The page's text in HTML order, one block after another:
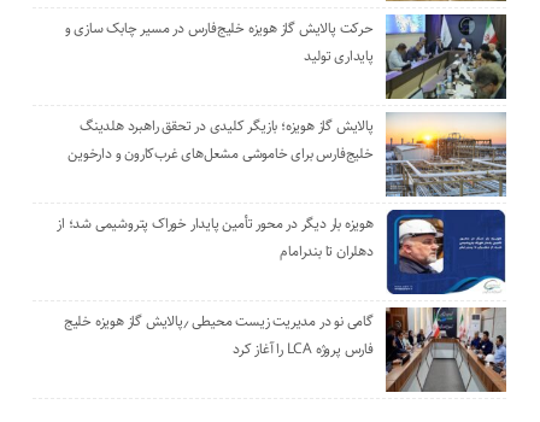
حرکت پالایش گاز هویزه خلیج‌فارس در مسیر چابک سازی و
پایداری تولید
پالایش گاز هویزه؛ بازیگر کلیدی در تحقق راهبرد هلدینگ
خلیج‌فارس برای خاموشی مشعل‌های غرب‌کارون و دارخوین
هویزه بار دیگر در محور تأمین پایدار خوراک پتروشیمی شد؛ از
دهلران تا بندرامام
گامی نو در مدیریت زیست ‌محیطی ٫پالایش گاز هویزه خلیج
‌فارس پروژه LCA را آغاز کرد